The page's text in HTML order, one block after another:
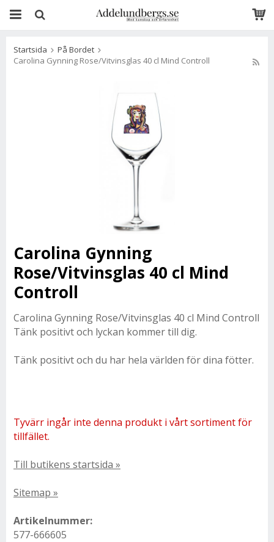
Startsida
På Bordet
Carolina Gynning Rose/Vitvinsglas 40 cl Mind Controll
Carolina Gynning
Rose/Vitvinsglas 40 cl Mind
Controll
Carolina Gynning Rose/Vitvinsglas 40 cl Mind Controll
Tänk positivt och lyckan kommer till dig.
Tänk positivt och du har hela världen för dina fötter.
Tyvärr ingår inte denna produkt i vårt sortiment för
tillfället.
Till butikens startsida »
Sitemap »
Artikelnummer:
577-666605